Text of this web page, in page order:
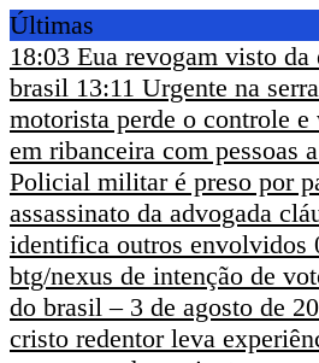
Últimas
18:03 Eua revogam visto da
brasil 13:11 Urgente na
motorista perde o controle e
em ribanceira com pessoas
Policial militar é preso por
assassinato da advogada
identifica outros envolvidos
btg/nexus de intenção de
do brasil – 3 de agosto de
cristo redentor leva